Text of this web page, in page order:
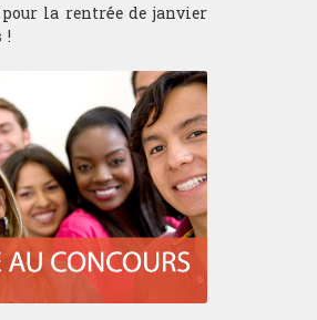
la rentrée de janvier
!